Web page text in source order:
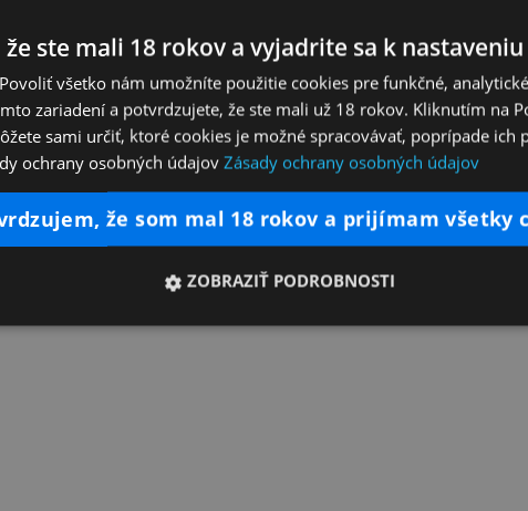
ste mali 18 rokov a vyjadrite sa k
všetko nám umožníte použitie cookies pre funkčné,
zariadení a potvrdzujete, že ste mali už 18 rokov. Kliknutím na
sami určiť, ktoré cookies je možné spracovávať, poprípade ich
ochrany osobných údajovZásady ochrany osobných údajov
že som mal 18 rokov a prijímam všetky
ZOBRAZIŤ PODROBNOSTI